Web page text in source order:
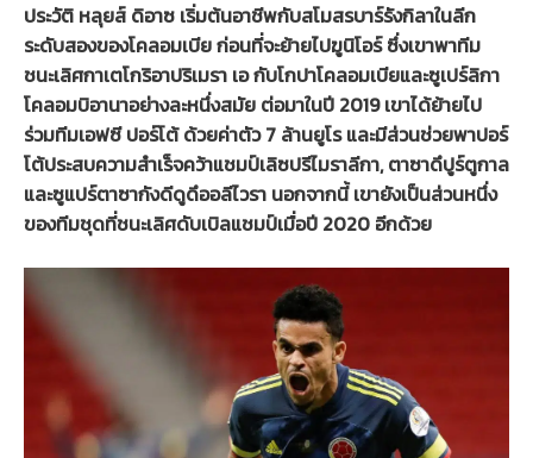
ประวัติ หลุยส์ ดิอาซ เริ่มต้นอาชีพกับสโมสรบาร์รังกิลาในลีก
ระดับสองของโคลอมเบีย ก่อนที่จะย้ายไปฆูนิโอร์ ซึ่งเขาพาทีม
ชนะเลิศกาเตโกริอาปริเมรา เอ กับโกปาโคลอมเบียและซูเปร์ลิกา
โคลอมบิอานาอย่างละหนึ่งสมัย ต่อมาในปี 2019 เขาได้ย้ายไป
ร่วมทีมเอฟซี ปอร์โต้ ด้วยค่าตัว 7 ล้านยูโร และมีส่วนช่วยพาปอร์
โต้ประสบความสำเร็จคว้าแชมป์เลิซปรีไมราลีกา, ตาซาดึปูร์ตูกาล
และซูแปร์ตาซากังดีดูดึออลีไวรา นอกจากนี้ เขายังเป็นส่วนหนึ่ง
ของทีมชุดที่ชนะเลิศดับเบิลแชมป์เมื่อปี 2020 อีกด้วย